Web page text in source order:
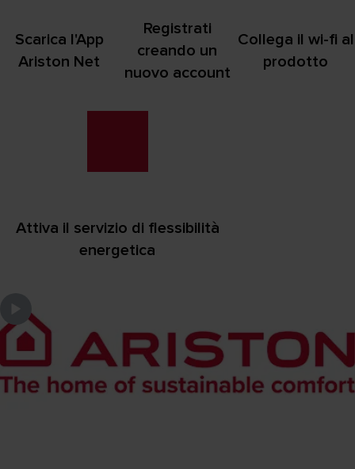
Scarica l'App
Ariston Net
Registrati
creando un
nuovo account
Collega il wi-fi al
prodotto
Attiva il servizio di flessibilità
energetica